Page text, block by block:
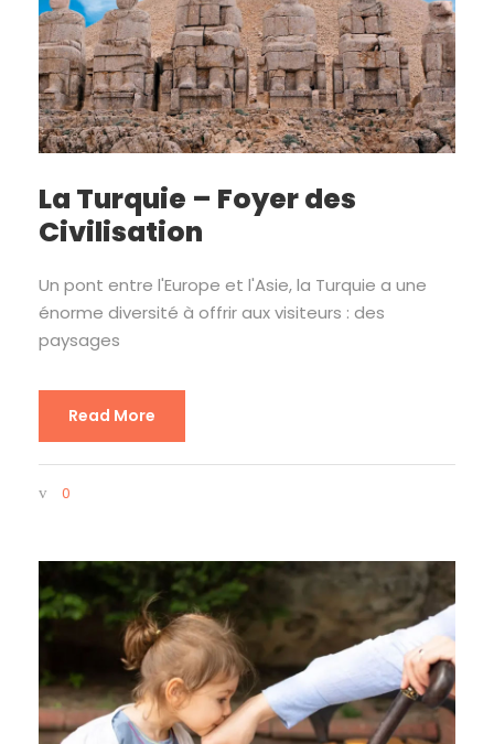
La Turquie – Foyer des
Civilisation
Un pont entre l'Europe et l'Asie, la Turquie a une
énorme diversité à offrir aux visiteurs : des
paysages
Read More
0